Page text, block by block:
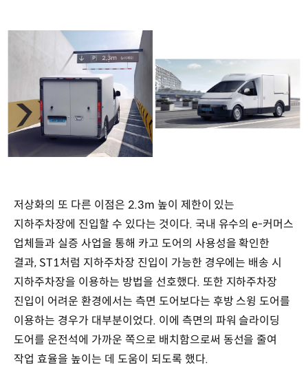
저상화의 또 다른 이점은 2.3m 높이 제한이 있는
지하주차장에 진입할 수 있다는 것이다. 국내 유수의 e-커머스
업체들과 실증 사업을 통해 카고 도어의 사용성을 확인한
결과, ST1처럼 지하주차장 진입이 가능한 경우에는 배송 시
지하주차장을 이용하는 방법을 선호했다. 또한 지하주차장
진입이 어려운 환경에서는 측면 도어보다는 후방 스윙 도어를
이용하는 경우가 대부분이었다. 이에 측면의 파워 슬라이딩
도어를 운전석에 가까운 쪽으로 배치함으로써 동선을 줄여
작업 효율을 높이는 데 도움이 되도록 했다.